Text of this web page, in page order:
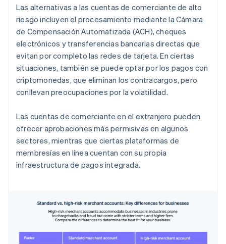
Las alternativas a las cuentas de comerciante de alto
riesgo incluyen el procesamiento mediante la Cámara
de Compensación Automatizada (ACH), cheques
electrónicos y transferencias bancarias directas que
evitan por completo las redes de tarjeta. En ciertas
situaciones, también se puede optar por los pagos con
criptomonedas, que eliminan los contracargos, pero
conllevan preocupaciones por la volatilidad.
Las cuentas de comerciante en el extranjero pueden
ofrecer aprobaciones más permisivas en algunos
sectores, mientras que ciertas plataformas de
membresías en línea cuentan con su propia
infraestructura de pagos integrada.